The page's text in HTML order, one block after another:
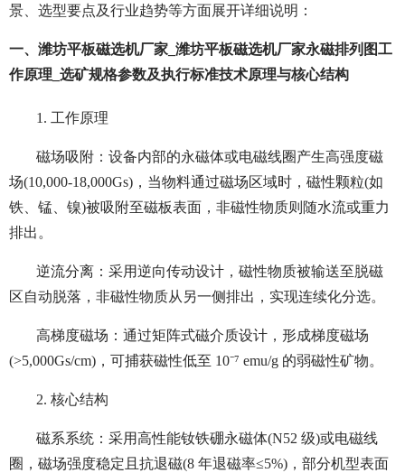
景、选型要点及行业趋势等方面展开详细说明：
一、潍坊平板磁选机厂家_潍坊平板磁选机厂家永磁排列图工
作原理_选矿规格参数及执行标准技术原理与核心结构
1. 工作原理
磁场吸附：设备内部的永磁体或电磁线圈产生高强度磁
场(10,000-18,000Gs)，当物料通过磁场区域时，磁性颗粒(如
铁、锰、镍)被吸附至磁板表面，非磁性物质则随水流或重力
排出。
逆流分离：采用逆向传动设计，磁性物质被输送至脱磁
区自动脱落，非磁性物质从另一侧排出，实现连续化分选。
高梯度磁场：通过矩阵式磁介质设计，形成梯度磁场
(>5,000Gs/cm)，可捕获磁性低至 10⁻⁷ emu/g 的弱磁性矿物。
2. 核心结构
磁系系统：采用高性能钕铁硼永磁体(N52 级)或电磁线
圈，磁场强度稳定且抗退磁(8 年退磁率≤5%)，部分机型表面